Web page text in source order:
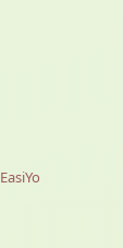
EasiYo